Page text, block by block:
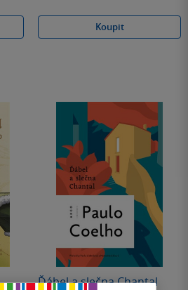
Koupit
Ďábel a slečna Chantal